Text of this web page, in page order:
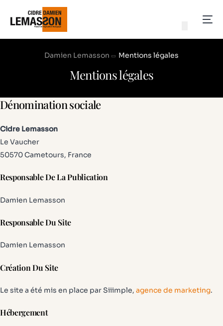
Damien Lemasson Mentions légales
Mentions légales
Dénomination sociale
Cidre Lemasson
Le Vaucher
50570 Cametours, France
Responsable De La Publication
Damien Lemasson
Responsable Du Site
Damien Lemasson
Création Du Site
Le site a été mis en place par Siiimple, agence de marketing.
Hébergement